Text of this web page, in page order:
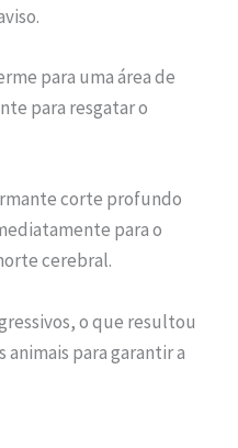
para uma área de
para resgatar o
corte profundo
para o
cerebral.
o que resultou
para garantir a